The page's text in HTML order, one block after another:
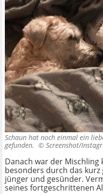
Schaun hat noch einmal ein
gefunden. © Screenshot/
Danach war der
besonders durch das kurz
jünger und gesünder.
seines fortgeschrittenen